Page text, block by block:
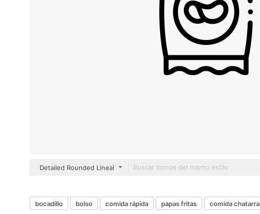
Detailed Rounded Lineal
bocadillo bolso comida rápida papas fritas comida chatarra